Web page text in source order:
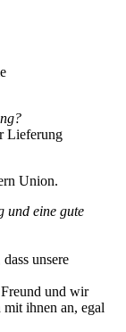
Lieferung
Union.
und eine gute
unsere
und wir
ihnen an, egal